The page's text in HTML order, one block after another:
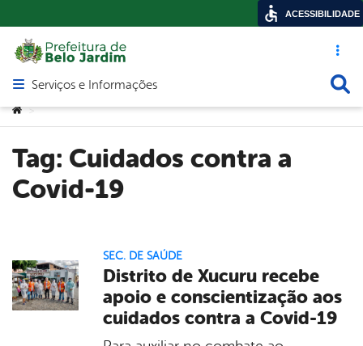
Acesso
Abrir menu principal de navegação
Serviços e Informações
Você está aqui:
>
Tag: Cuidados contra a
Covid-19
SEC. DE SAÚDE
Distrito de Xucuru recebe
apoio e conscientização aos
cuidados contra a Covid-19
ACESSIBILIDADE